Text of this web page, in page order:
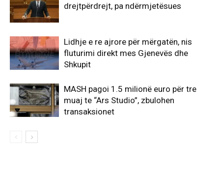
drejtpërdrejt, pa ndërmjetësues
Lidhje e re ajrore për mërgatën, nis
fluturimi direkt mes Gjenevës dhe
Shkupit
MASH pagoi 1.5 milionë euro për tre
muaj te “Ars Studio”, zbulohen
transaksionet